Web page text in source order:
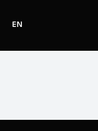
EN